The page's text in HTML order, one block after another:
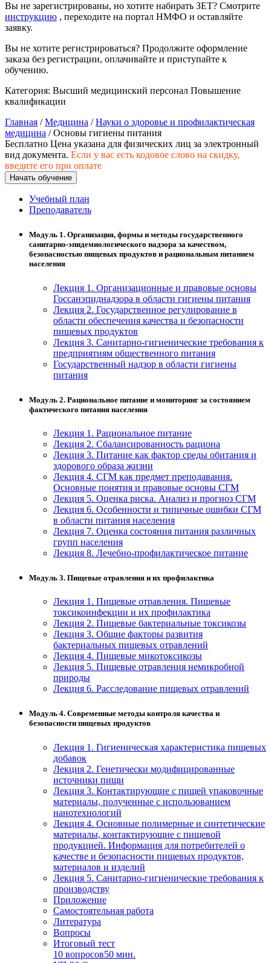
Безопасность труда
Экономика и управление
Управление производством
общественного питания в
организации
Управление административно-
хозяйственной деятельностью
Техника-технологии
Прикладная геология, горное дело,
Техника и технологии наземного
транспорта
Техника и технологии строительства
Ядерная энергетика и технологии
Культура и спорт
Физкультура и спорт
Сервис и туризм
Изобразительное и прикладные виды
искусств
Средства массовой информации и
информативно-библиотечное дело
Управление в технических системах
Ветеринария и зоотехника
аккредитации
Основные Услуги
Дополнительные Услуги
Вы не зарегистрированы, но хотите набирать ЗЕТ? Смотрите
инструкцию , переходите на портал НМФО и оставляйте
заявку.
Вы не хотите регистрироваться? Продолжите оформление
заказа без регистрации, оплачивайте и приступайте к
обучению.
Категория: Высший медицинский персонал Повышение
квалификации
Главная /Медицина /Науки о здоровье и профилактическая
медицина / Основы гигиены питания
Бесплатно Цена указана для физических лиц за электронный
вид документа. Если у вас есть кодовое слово на скидку,
введите его при оплате
Начать обучение
Учебный план
Преподаватель
Модуль 1. Организация, формы и методы государственного
санитарно-эпидемиологического надзора за качеством,
безопасностью пищевых продуктов и рациональным питанием
населения
Лекция 1. Организационные и правовые основы
Госсанэпиднадзора в области гигиены питания
Лекция 2. Государственное регулирование в
области обеспечения качества и безопасности
пищевых продуктов
Лекция 3. Санитарно-гигиенические требования к
предприятиям общественного питания
Государственный надзор в области гигиены
питания
Модуль 2. Рациональное питание и мониторинг за состоянием
фактического питания населения
Лекция 1. Рациональное питание
Лекция 2. Сбалансированность рациона
Лекция 3. Питание как фактор среды обитания и
здорового образа жизни
Лекция 4. СГМ как предмет преподавания.
Основные понятия и правовые основы СГМ
Лекция 5. Оценка риска. Анализ и прогноз СГМ
Лекция 6. Особенности и типичные ошибки СГМ
в области питания населения
Лекция 7. Оценка состояния питания различных
групп населения
Лекция 8. Лечебно-профилактическое питание
Модуль 3. Пищевые отравления и их профилактика
Лекция 1. Пищевые отравления. Пищевые
токсикоинфекции и их профилактика
Лекция 2. Пищевые бактериальные токсикозы
Лекция 3. Общие факторы развития
бактериальных пищевых отравлений
Лекция 4. Пищевые микотоксикозы
Лекция 5. Пищевые отравления немикробной
природы
Лекция 6. Расследование пищевых отравлений
Модуль 4. Современные методы контроля качества и
безопасности пищевых продуктов
Лекция 1. Гигиеническая характеристика пищевых
добавок
Лекция 2. Генетически модифицированные
источники пищи
Лекция 3. Контактирующие с пищей упаковочные
материалы, полученные с использованием
нанотехнологий
Лекция 4. Основные полимерные и синтетические
материалы, контактирующие с пищевой
продукцией. Информация для потребителей о
качестве и безопасности пищевых продуктов,
материалов и изделий
Лекция 5. Санитарно-гигиенические требования к
производству
Приложение
Самостоятельная работа
Литература
Вопросы
Итоговый тест
10 вопросов50 мин.